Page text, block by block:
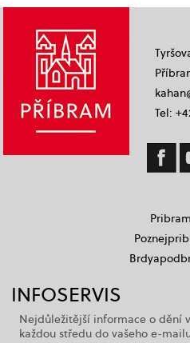
Tel:
INFOSERVIS
Nejdůležitější informace o dění
každou středu do vašeho e-